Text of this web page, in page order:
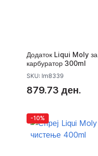
Додаток Liqui Moly
карбуратор 300ml
SKU: lm8339
879.73 ден.
-10%